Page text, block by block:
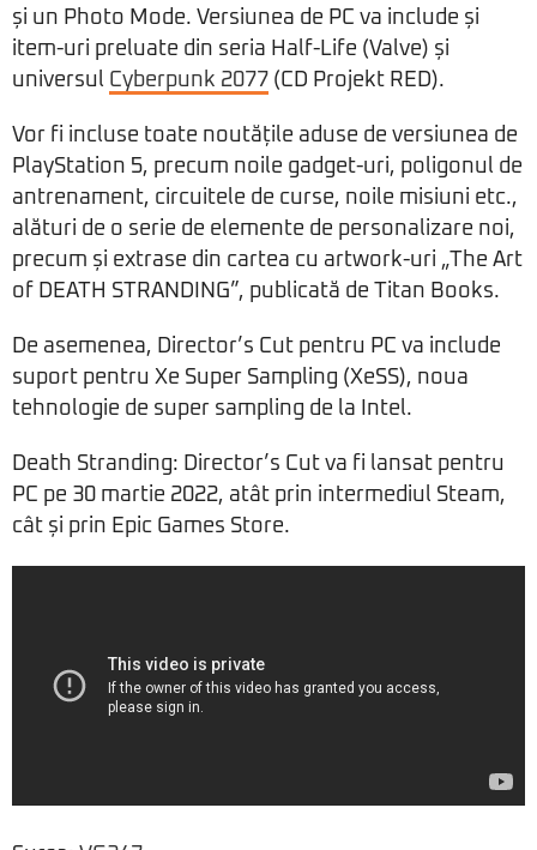
și un Photo Mode. Versiunea de PC va include și
item-uri preluate din seria Half-Life (Valve) și
universul Cyberpunk 2077 (CD Projekt RED).
Vor fi incluse toate noutățile aduse de versiunea de
PlayStation 5, precum noile gadget-uri, poligonul de
antrenament, circuitele de curse, noile misiuni etc.,
alături de o serie de elemente de personalizare noi,
precum și extrase din cartea cu artwork-uri „The Art
of DEATH STRANDING”, publicată de Titan Books.
De asemenea, Director’s Cut pentru PC va include
suport pentru Xe Super Sampling (XeSS), noua
tehnologie de super sampling de la Intel.
Death Stranding: Director’s Cut va fi lansat pentru
PC pe 30 martie 2022, atât prin intermediul Steam,
cât și prin Epic Games Store.